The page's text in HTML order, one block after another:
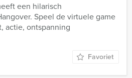
een hilarisch
Speel de virtuele game
actie, ontspanning
Favoriet